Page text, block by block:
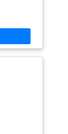
les
Columbia
Homme ,